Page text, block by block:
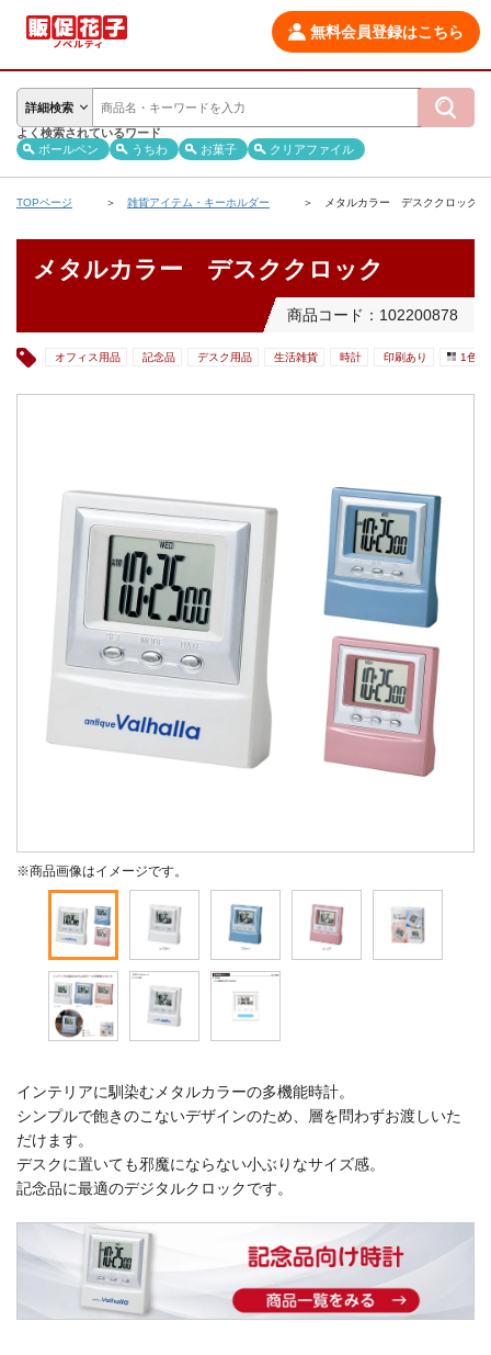
無料会員登録はこちら
詳細検索
よく検索されているワード
ボールペン
うちわ お菓子 クリアファイル
TOPページ 雑貨アイテム・キーホルダー メタルカラー デスククロック
メタルカラー デスククロック
商品コード：102200878
オフィス用品 記念品 デスク用品 生活雑貨 時計 印刷あり 1色印
※商品画像はイメージです。
インテリアに馴染むメタルカラーの多機能時計。
シンプルで飽きのこないデザインのため、層を問わずお渡しいた
だけます。
デスクに置いても邪魔にならない小ぶりなサイズ感。
記念品に最適のデジタルクロックです。